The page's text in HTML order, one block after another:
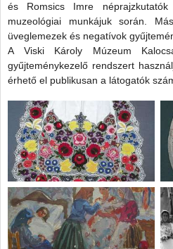
és Romsics Imre
muzeológiai munkájuk során.
üveglemezek és negatívok
A Viski Károly Múzeum
gyűjteménykezelő rendszert
érhető el publikusan a látogatók